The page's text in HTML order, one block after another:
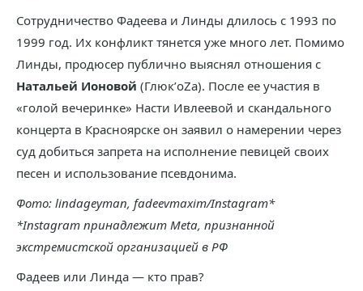
Сотрудничество Фадеева и Линды длилось с 1993 по
1999 год. Их конфликт тянется уже много лет. Помимо
Линды, продюсер публично выяснял отношения с
Натальей Ионовой (Глюк’oZa). После ее участия в
«голой вечеринке» Насти Ивлеевой и скандального
концерта в Красноярске он заявил о намерении через
суд добиться запрета на исполнение певицей своих
песен и использование псевдонима.
Фото: lindageyman, fadeevmaxim/Instagram*
*Instagram принадлежит Meta, признанной
экстремистской организацией в РФ
Фадеев или Линда — кто прав?